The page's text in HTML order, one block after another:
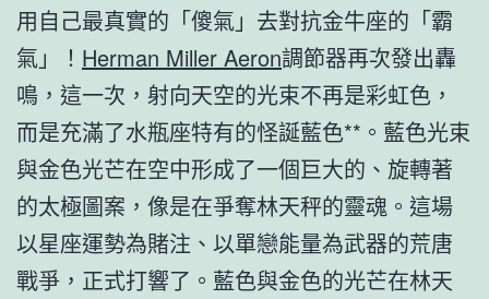
用自己最真實的「傻氣」去對抗金牛座的「霸
氣」！ Herman Miller Aeron調節器再次發出轟
鳴，這一次，射向天空的光束不再是彩虹色，
而是充滿了水瓶座特有的怪誕藍色**。藍色光束
與金色光芒在空中形成了一個巨大的、旋轉著
的太極圖案，像是在爭奪林天秤的靈魂。這場
以星座運勢為賭注、以單戀能量為武器的荒唐
戰爭，正式打響了。藍色與金色的光芒在林天